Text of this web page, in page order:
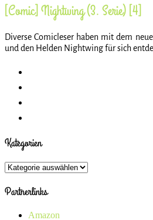
[Comic] Nightwing (3. Serie) [4]
Diverse Comicleser haben mit dem
und den Helden Nightwing für sich
Kategorien
Kategorien
Partnerlinks
Amazon